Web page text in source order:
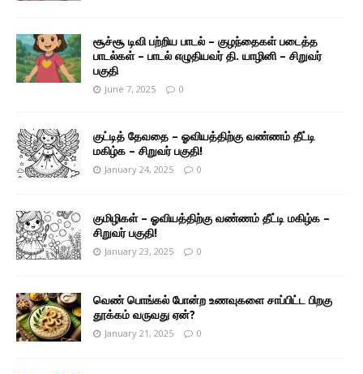
சூச்சூ டிவி பற்றிய பாடல் – குழந்தைகள் படைத்த
பாடல்கள் – பாடல் எழுதியவர் தி. யாழினி – சிறுவர்
பகுதி
June 7, 2025 0
குட்டித் தேவதை – ஓவியத்திற்கு வண்ணம் தீட்டி
மகிழ்க – சிறுவர் பகுதி!
January 24, 2025 0
குமிழிகள் – ஓவியத்திற்கு வண்ணம் தீட்டி மகிழ்க –
சிறுவர் பகுதி!
January 23, 2025 0
வெண் பொங்கல் போன்ற உணவுகளை சாப்பிட்ட பிறகு
தூக்கம் வருவது ஏன்?
January 21, 2025 0